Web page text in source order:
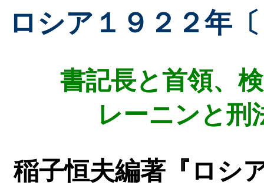
ロシア１９２２年
書記長と首領、
レーニンと刑
稲子恒夫編著『ロ